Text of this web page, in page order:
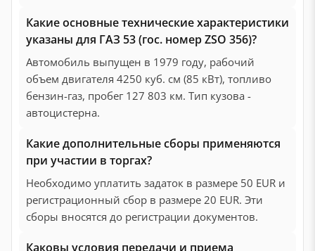
Какие основные технические характеристики
указаны для ГАЗ 53 (гос. номер ZSO 356)?
Автомобиль выпущен в 1979 году, рабочий
объем двигателя 4250 куб. см (85 кВт), топливо
бензин-газ, пробег 127 803 км. Тип кузова -
автоцистерна.
Какие дополнительные сборы применяются
при участии в торгах?
Необходимо уплатить задаток в размере 50 EUR и
регистрационный сбор в размере 20 EUR. Эти
сборы вносятся до регистрации документов.
Каковы условия передачи и приема